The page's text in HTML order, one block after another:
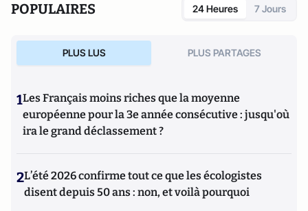
POPULAIRES 24 Heures 7 Jours
PLUS LUS PLUS PARTAGES
1Les Français moins riches que la moyenne
européenne pour la 3e année consécutive : jusqu'où
ira le grand déclassement ?
2L’été 2026 confirme tout ce que les écologistes
disent depuis 50 ans : non, et voilà pourquoi